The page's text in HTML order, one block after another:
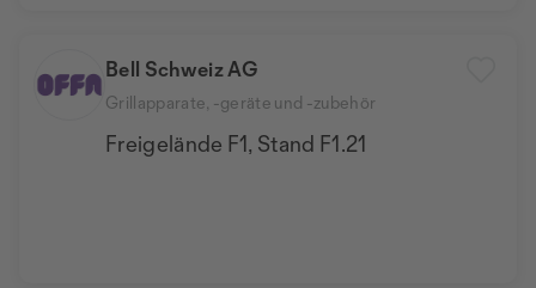
Bell Schweiz AG
Grillapparate, -geräte und -zubehör
Freigelände F1, Stand F1.21